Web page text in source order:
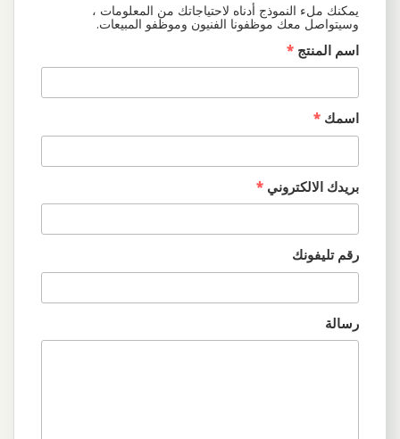
يمكنك ملء النموذج أدناه لاحتياجاتك من المعلومات ،
وسيتواصل معك موظفونا الفنيون وموظفو المبيعات.
اسم المنتج *
اسمك *
بريدك الالكتروني *
رقم تليفونك
رسالة